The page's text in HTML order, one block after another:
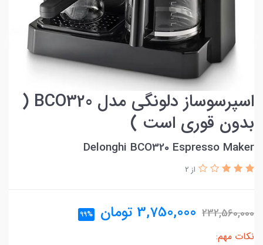
اسپرسوساز دلونگی مدل BCO320 (
بدون قوری است )
Delonghi BCO320 Espresso Maker
از 2
232,560,000
3,750,000 تومان 99%
نکات مهم: